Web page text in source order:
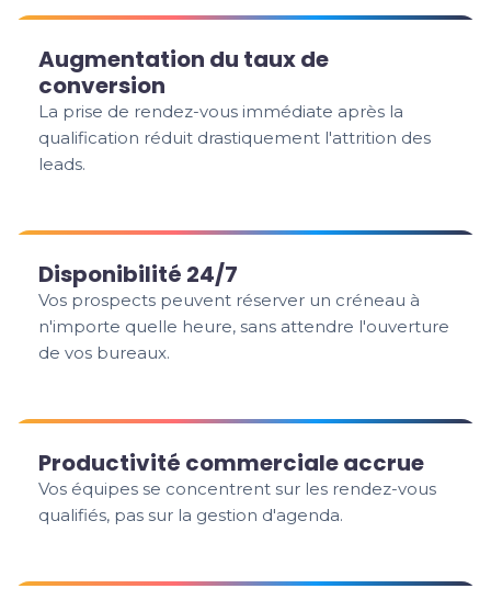
Augmentation du taux de
conversion
La prise de rendez-vous immédiate après la
qualification réduit drastiquement l'attrition des
leads.
Disponibilité 24/7
Vos prospects peuvent réserver un créneau à
n'importe quelle heure, sans attendre l'ouverture
de vos bureaux.
Productivité commerciale accrue
Vos équipes se concentrent sur les rendez-vous
qualifiés, pas sur la gestion d'agenda.